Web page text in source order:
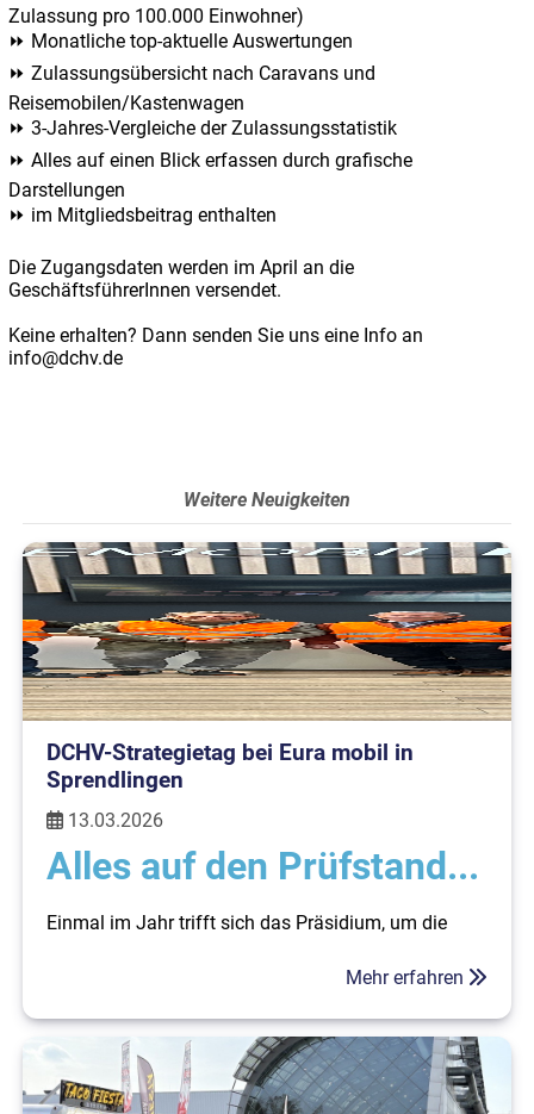
Zulassung pro 100.000 Einwohner)
⏩ Monatliche top-aktuelle Auswertungen
⏩ Zulassungsübersicht nach Caravans und
Reisemobilen/Kastenwagen
⏩ 3-Jahres-Vergleiche der Zulassungsstatistik
⏩ Alles auf einen Blick erfassen durch grafische
Darstellungen
⏩ im Mitgliedsbeitrag enthalten
Die Zugangsdaten werden im April an die
GeschäftsführerInnen versendet.
Keine erhalten? Dann senden Sie uns eine Info an
info@dchv.de
Weitere Neuigkeiten
DCHV-Strategietag bei Eura mobil in
Sprendlingen
13.03.2026
Alles auf den Prüfstand...
Einmal im Jahr trifft sich das Präsidium, um die
Eura Mobilin
Erstes Highlight zuvor war bei Präsidiumsmitglied
Detlev Oelbracht in seinem Caravaning Center Bad
Kreuznachvorbeizuschauen, wo eine Off-Road-
Landschaft sowie in Reih und Glied stehende
Mehr erfahren